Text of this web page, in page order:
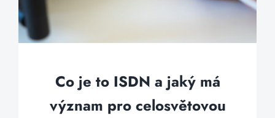
Co je to ISDN a jaký má
význam pro celosvětovou